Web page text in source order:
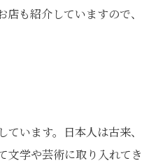
店も紹介していますので
ています。日本人は古来
文学や芸術に取り入れて